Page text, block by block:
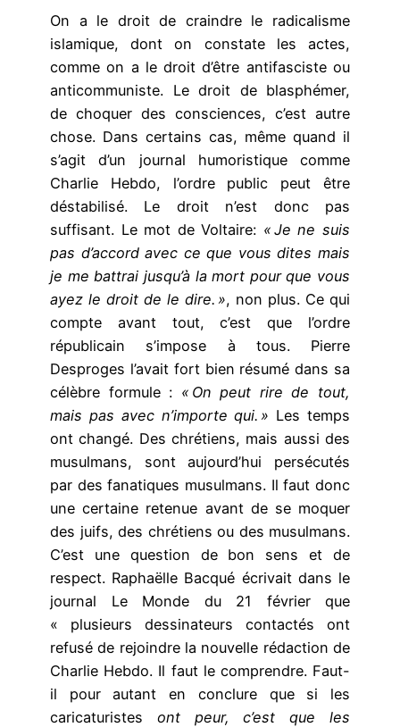
On a le droit de craindre le radicalisme
islamique, dont on constate les actes,
comme on a le droit d’être antifasciste ou
anticommuniste. Le droit de blasphémer,
de choquer des consciences, c’est autre
chose. Dans certains cas, même quand il
s’agit d’un journal humoristique comme
Charlie Hebdo, l’ordre public peut être
déstabilisé. Le droit n’est donc pas
suffisant. Le mot de Voltaire: « Je ne suis
pas d’accord avec ce que vous dites mais
je me battrai jusqu’à la mort pour que vous
ayez le droit de le dire. », non plus. Ce qui
compte avant tout, c’est que l’ordre
républicain s’impose à tous. Pierre
Desproges l’avait fort bien résumé dans sa
célèbre formule : « On peut rire de tout,
mais pas avec n’importe qui. » Les temps
ont changé. Des chrétiens, mais aussi des
musulmans, sont aujourd’hui persécutés
par des fanatiques musulmans. Il faut donc
une certaine retenue avant de se moquer
des juifs, des chrétiens ou des musulmans.
C’est une question de bon sens et de
respect. Raphaëlle Bacqué écrivait dans le
journal Le Monde du 21 février que
« plusieurs dessinateurs contactés ont
refusé de rejoindre la nouvelle rédaction de
Charlie Hebdo. Il faut le comprendre. Faut-
il pour autant en conclure que si les
caricaturistes ont peur, c’est que les